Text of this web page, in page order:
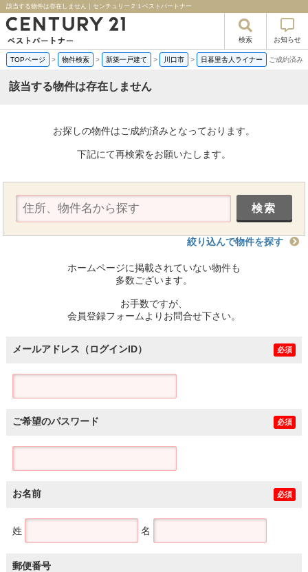
該当する物件は存在しません｜センチュリー２１ベストパートナー
検索 お知らせ
TOPページ > 物件検索 > 新築一戸建て > 川口市 > 日暮里舎人ライナー ご成約済み
該当する物件は存在しません
お探しの物件はご成約済みとなっております。
下記にて再検索をお願いたします。
絞り込んで物件を探す
ホームページに掲載されていない物件も
多数ございます。
お手数ですが、
会員登録フォームよりお問合せ下さい。
メールアドレス（ログインID） 必須
ご希望のパスワード 必須
お名前 必須
姓 名
郵便番号